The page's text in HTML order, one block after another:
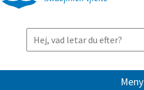
Meny